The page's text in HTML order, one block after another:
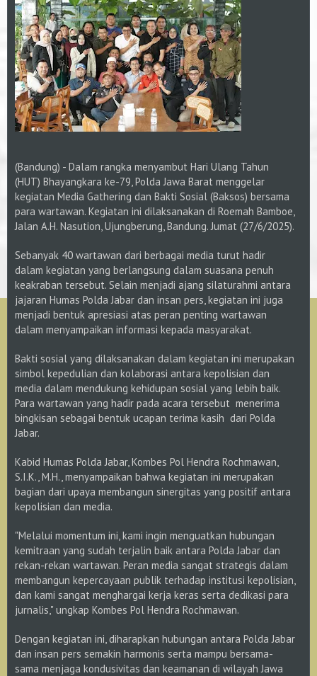
(Bandung) - Dalam rangka menyambut Hari Ulang Tahun
(HUT) Bhayangkara ke-79, Polda Jawa Barat menggelar
kegiatan Media Gathering dan Bakti Sosial (Baksos) bersama
para wartawan. Kegiatan ini dilaksanakan di Roemah Bamboe,
Jalan A.H. Nasution, Ujungberung, Bandung. Jumat (27/6/2025).
Sebanyak 40 wartawan dari berbagai media turut hadir
dalam kegiatan yang berlangsung dalam suasana penuh
keakraban tersebut. Selain menjadi ajang silaturahmi antara
jajaran Humas Polda Jabar dan insan pers, kegiatan ini juga
menjadi bentuk apresiasi atas peran penting wartawan
dalam menyampaikan informasi kepada masyarakat.
Bakti sosial yang dilaksanakan dalam kegiatan ini merupakan
simbol kepedulian dan kolaborasi antara kepolisian dan
media dalam mendukung kehidupan sosial yang lebih baik.
Para wartawan yang hadir pada acara tersebut menerima
bingkisan sebagai bentuk ucapan terima kasih dari Polda
Jabar.
Kabid Humas Polda Jabar, Kombes Pol Hendra Rochmawan,
S.I.K., M.H., menyampaikan bahwa kegiatan ini merupakan
bagian dari upaya membangun sinergitas yang positif antara
kepolisian dan media.
"Melalui momentum ini, kami ingin menguatkan hubungan
kemitraan yang sudah terjalin baik antara Polda Jabar dan
rekan-rekan wartawan. Peran media sangat strategis dalam
membangun kepercayaan publik terhadap institusi kepolisian,
dan kami sangat menghargai kerja keras serta dedikasi para
jurnalis," ungkap Kombes Pol Hendra Rochmawan.
Dengan kegiatan ini, diharapkan hubungan antara Polda Jabar
dan insan pers semakin harmonis serta mampu bersama-
sama menjaga kondusivitas dan keamanan di wilayah Jawa